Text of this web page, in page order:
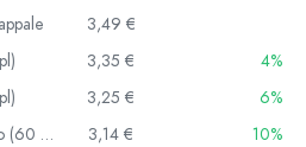
3,49 €
3,35 €
4%
3,25 €
6%
Suuri laatikko (60 kpl) 3,14 €
10%